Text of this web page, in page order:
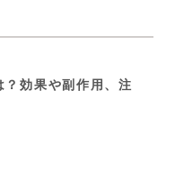
？効果や副作用、注